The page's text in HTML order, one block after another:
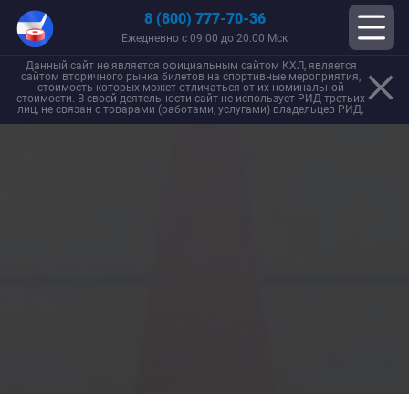
8 (800) 777-70-36
Ежедневно с 09:00 до 20:00 Мск
Данный сайт не является официальным сайтом КХЛ, является
сайтом вторичного рынка билетов на спортивные мероприятия,
стоимость которых может отличаться от их номинальной
стоимости. В своей деятельности сайт не использует РИД третьих
лиц, не связан с товарами (работами, услугами) владельцев РИД.